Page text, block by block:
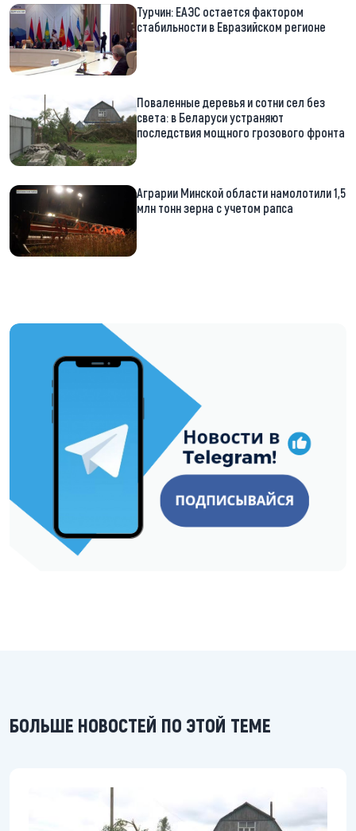
Турчин: ЕАЭС остается фактором
стабильности в Евразийском регионе
Поваленные деревья и сотни сел без
света: в Беларуси устраняют
последствия мощного грозового фронта
Аграрии Минской области намолотили 1,5
млн тонн зерна с учетом рапса
https://t.me/minskctvby
БОЛЬШЕ НОВОСТЕЙ ПО ЭТОЙ ТЕМЕ